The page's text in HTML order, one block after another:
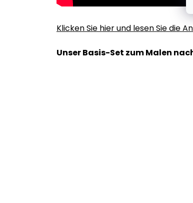
Klicken Sie hier und lesen Sie die
Unser Basis-Set zum Malen